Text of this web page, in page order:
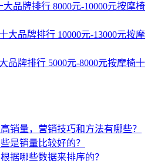
8000元-10000元按摩椅
10000元-13000元按摩
5000元-8000元按摩椅十
销量，营销技巧和方法有哪些？
是销量比较好的？
据哪些数据来排序的？